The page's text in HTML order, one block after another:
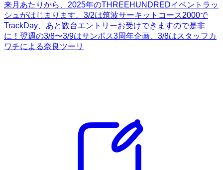
来月あたりから、2025年のTHREEHUNDREDイベントラッ
シュがはじまります。3/2は筑波サーキットコース2000で
TrackDay、あと数台エントリーお受けできますので是非
に！翌週の3/8〜3/9はサンポス3周年企画、3/8はスタッフカ
ワチによる奈良ツーリ